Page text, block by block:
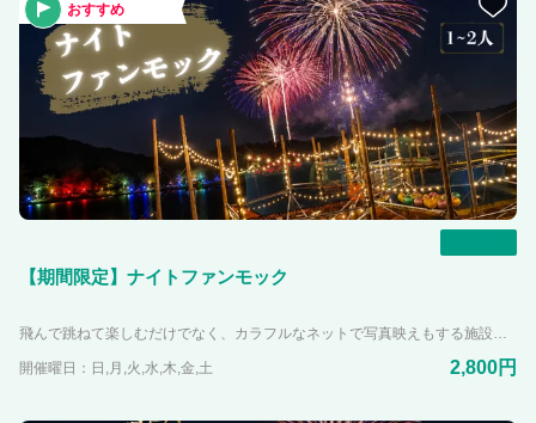
おすすめ
【期間限定】ナイトファンモック
飛んで跳ねて楽しむだけでなく、カラフルなネットで写真映えもする施設「映え冒険スポット」が時間・期間限定でさらにパワーアップ！！ 周りは明るいけど足元は暗い！？ ライトアップされたファンモックで新感覚な体験をしてみませんか？ 花火が見れるのはこの期間、この時間だけ！！ ※ライトアップの消灯時間があり安全確保のため、小学生以上の方が参加可能とさせていただきます。
開催曜日：日,月,火,水,木,金,土 2,800円